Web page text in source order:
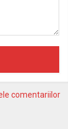
comentariilor